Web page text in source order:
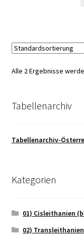
Alle 2 Ergebnisse
Tabellenarchiv
Tabellenarchiv-
Kategorien
01) Cisleithanien
02)